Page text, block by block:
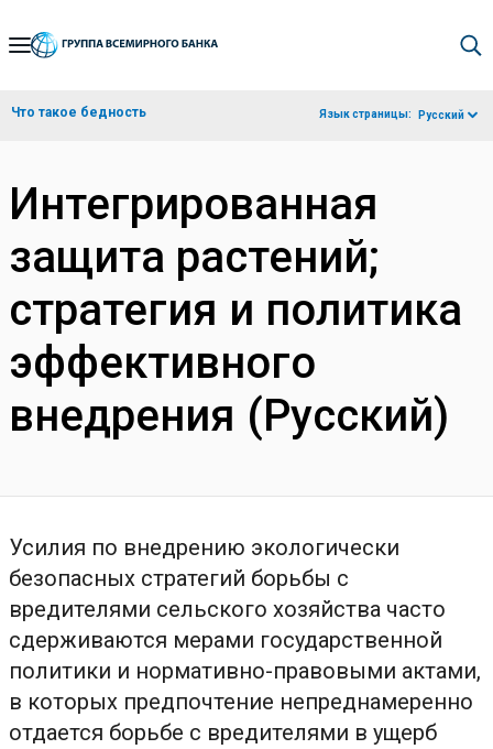
Skip
Navigation
Что такое бедность Язык страницы: Русский
Интегрированная
защита растений;
стратегия и политика
эффективного
внедрения (Русский)
Усилия по внедрению экологически
безопасных стратегий борьбы с
вредителями сельского хозяйства часто
сдерживаются мерами государственной
политики и нормативно-правовыми актами,
в которых предпочтение непреднамеренно
отдается борьбе с вредителями в ущерб